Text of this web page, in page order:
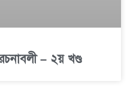
– ২য় খণ্ড